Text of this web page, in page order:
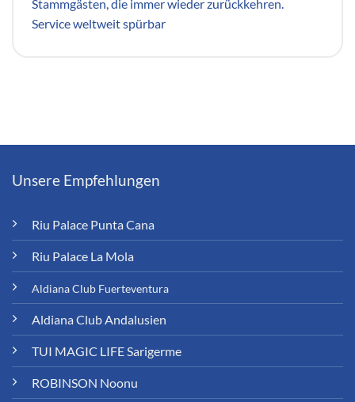
Stammgästen, die immer wieder zurückkehren.
Service weltweit spürbar
Unsere Empfehlungen
Riu Palace Punta Cana
Riu Palace La Mola
Aldiana Club Fuerteventura
Aldiana Club Andalusien
TUI MAGIC LIFE Sarigerme
ROBINSON Noonu